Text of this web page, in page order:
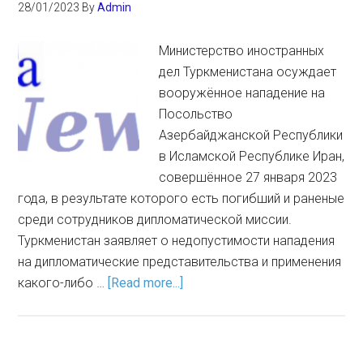
28/01/2023 ByAdmin
Министерство иностранных
дел Туркменистана осуждает
вооружённое нападение на
Посольство
Азербайджанской Республики
в Исламской Республике Иран,
совершённое 27 января 2023
года, в результате которого есть погибший и раненые
среди сотрудников дипломатической миссии.
Туркменистан заявляет о недопустимости нападения
на дипломатические представительства и применения
какого-либо … [Read more...]